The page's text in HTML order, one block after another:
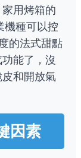
用烤箱的
機種可以控
的法式甜點
能了，沒
和開放氣
因素